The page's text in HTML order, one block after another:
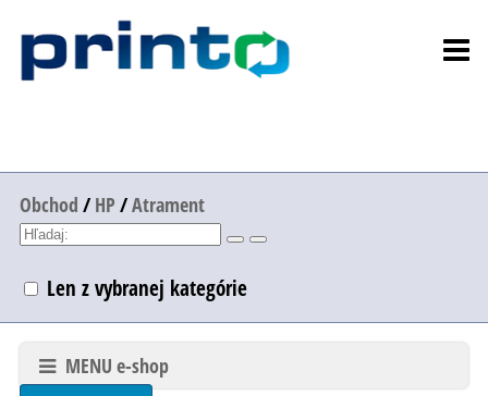
Obchod / HP /Atrament
Len z vybranej kategórie
MENU e-shop